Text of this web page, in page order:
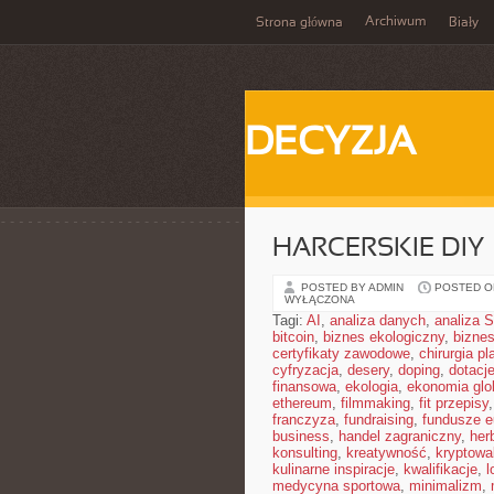
Strona główna Archiwum Biały
DECYZJA
HARCERSKIE DIY
POSTED BY ADMIN POSTED
WYŁĄCZONA
Tagi: AI , analiza danych, analiza
bitcoin, biznes ekologiczny,
certyfikaty zawodowe, chirurgia
cyfryzacja, desery, doping, dotacje
finansowa, ekologia, ekonomia
ethereum, filmmaking, fit przepisy,
franczyza, fundraising, fundusze
business, handel zagraniczny,
konsulting, kreatywność,
kulinarne inspiracje, kwalifikacje,
medycyna sportowa, minimalizm,